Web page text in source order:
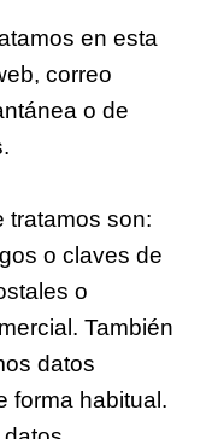
en esta
correo
o de
tratamos son:
o claves de
o
También
datos
forma habitual.